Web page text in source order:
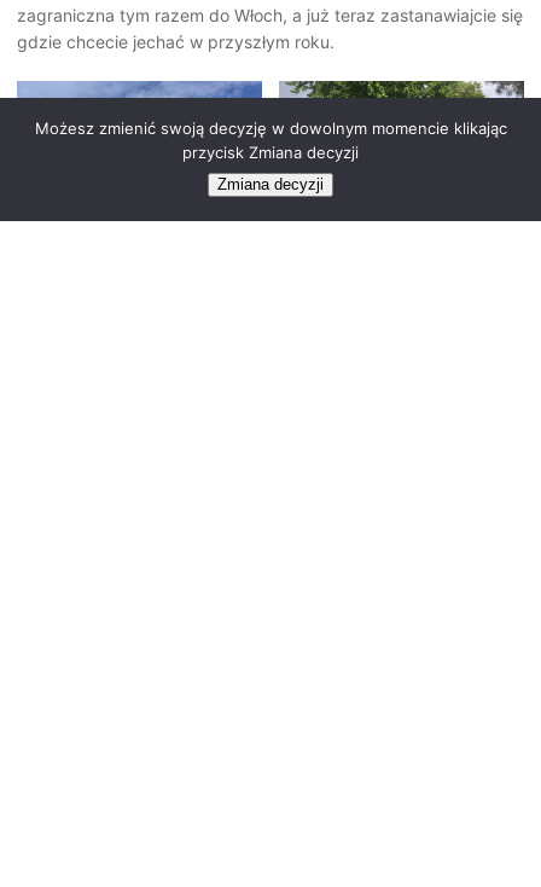
zagraniczna tym razem do Włoch, a już teraz zastanawiajcie się
gdzie chcecie jechać w przyszłym roku.
Możesz zmienić swoją decyzję w dowolnym momencie klikając
przycisk Zmiana decyzji
Zmiana decyzji